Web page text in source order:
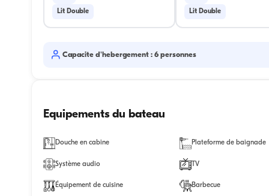
Lit Double Lit Double
Capacite d'hebergement : 6 personnes
Equipements du bateau
Douche en cabine Plateforme de baignade
Système audio TV
Équipement de cuisine Barbecue